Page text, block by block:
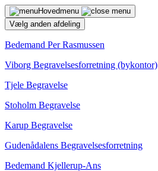
Hovedmenu
Vælg anden afdeling
Bedemand Per Rasmussen
Viborg Begravelsesforretning (bykontor)
Tjele Begravelse
Stoholm Begravelse
Karup Begravelse
Gudenådalens Begravelsesforretning
Bedemand Kjellerup-Ans